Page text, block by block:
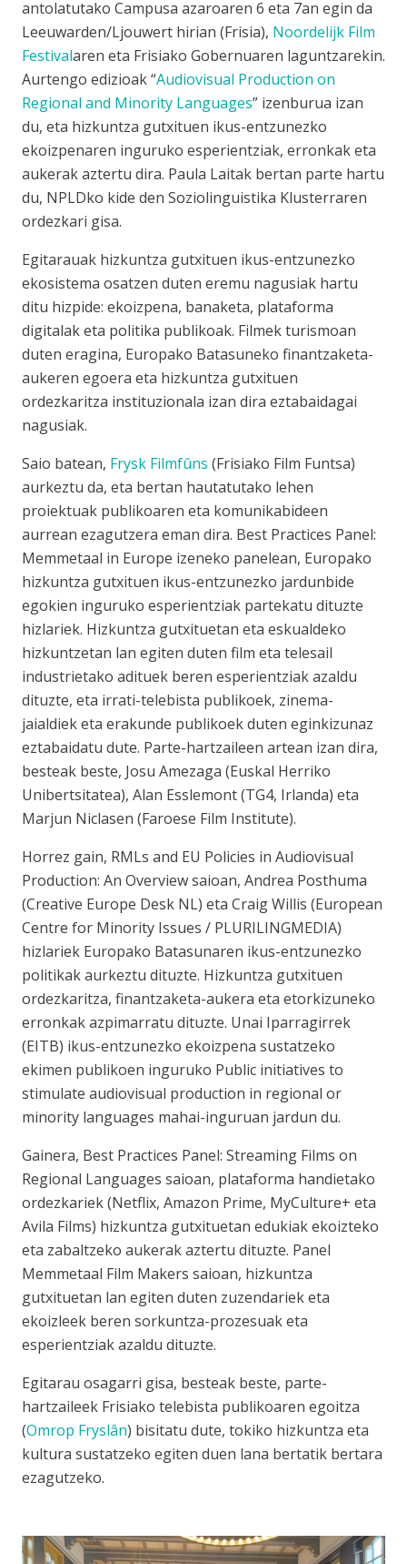
antolatutako Campusa azaroaren 6 eta 7an egin da
Leeuwarden/Ljouwert hirian (Frisia), Noordelijk Film
Festivalaren eta Frisiako Gobernuaren laguntzarekin.
Aurtengo edizioak“Audiovisual Production on
Regional and Minority Languages” izenburua izan
du, eta hizkuntza gutxituen ikus-entzunezko
ekoizpenaren inguruko esperientziak, erronkak eta
aukerak aztertu dira. Paula Laitak bertan parte hartu
du, NPLDko kide den Soziolinguistika Klusterraren
ordezkari gisa.
Egitarauak hizkuntza gutxituen ikus-entzunezko
ekosistema osatzen duten eremu nagusiak hartu
ditu hizpide: ekoizpena, banaketa, plataforma
digitalak eta politika publikoak. Filmek turismoan
duten eragina, Europako Batasuneko finantzaketa-
aukeren egoera eta hizkuntza gutxituen
ordezkaritza instituzionala izan dira eztabaidagai
nagusiak.
Saio batean, Frysk Filmfûns (Frisiako Film Funtsa)
aurkeztu da, eta bertan hautatutako lehen
proiektuak publikoaren eta komunikabideen
aurrean ezagutzera eman dira. Best Practices Panel:
Memmetaal in Europe izeneko panelean, Europako
hizkuntza gutxituen ikus-entzunezko jardunbide
egokien inguruko esperientziak partekatu dituzte
hizlariek. Hizkuntza gutxituetan eta eskualdeko
hizkuntzetan lan egiten duten film eta telesail
industrietako adituek beren esperientziak azaldu
dituzte, eta irrati-telebista publikoek, zinema-
jaialdiek eta erakunde publikoek duten eginkizunaz
eztabaidatu dute. Parte-hartzaileen artean izan dira,
besteak beste, Josu Amezaga (Euskal Herriko
Unibertsitatea), Alan Esslemont (TG4, Irlanda) eta
Marjun Niclasen (Faroese Film Institute).
Horrez gain, RMLs and EU Policies in Audiovisual
Production: An Overviewsaioan, Andrea Posthuma
(Creative Europe Desk NL) eta Craig Willis (European
Centre for Minority Issues / PLURILINGMEDIA)
hizlariek Europako Batasunaren ikus-entzunezko
politikak aurkeztu dituzte. Hizkuntza gutxituen
ordezkaritza, finantzaketa-aukera eta etorkizuneko
erronkak azpimarratu dituzte. Unai Iparragirrek
(EITB) ikus-entzunezko ekoizpena sustatzeko
ekimen publikoen inguruko Public initiatives to
stimulate audiovisual production in regional or
minority languages mahai-inguruan jardun du.
Gainera, Best Practices Panel: Streaming Films on
Regional Languages saioan, plataforma handietako
ordezkariek (Netflix, Amazon Prime, MyCulture+ eta
Avila Films) hizkuntza gutxituetan edukiak ekoizteko
eta zabaltzeko aukerak aztertu dituzte. Panel
Memmetaal Film Makers saioan, hizkuntza
gutxituetan lan egiten duten zuzendariek eta
ekoizleek beren sorkuntza-prozesuak eta
esperientziak azaldu dituzte.
Egitarau osagarri gisa, besteak beste, parte-
hartzaileek Frisiako telebista publikoaren egoitza
(Omrop Fryslân) bisitatu dute, tokiko hizkuntza eta
kultura sustatzeko egiten duen lana bertatik bertara
ezagutzeko.